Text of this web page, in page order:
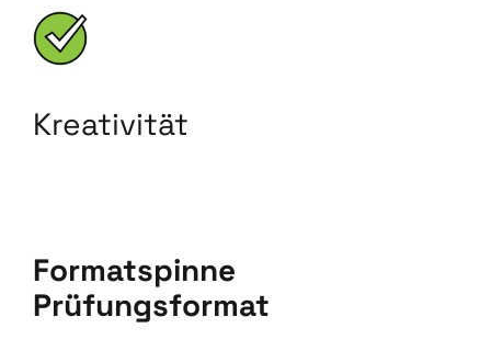
Kreativität
Formatspinne
Prüfungsformat